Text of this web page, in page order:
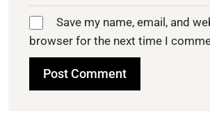
Save my name, email, and
browser for the next time I